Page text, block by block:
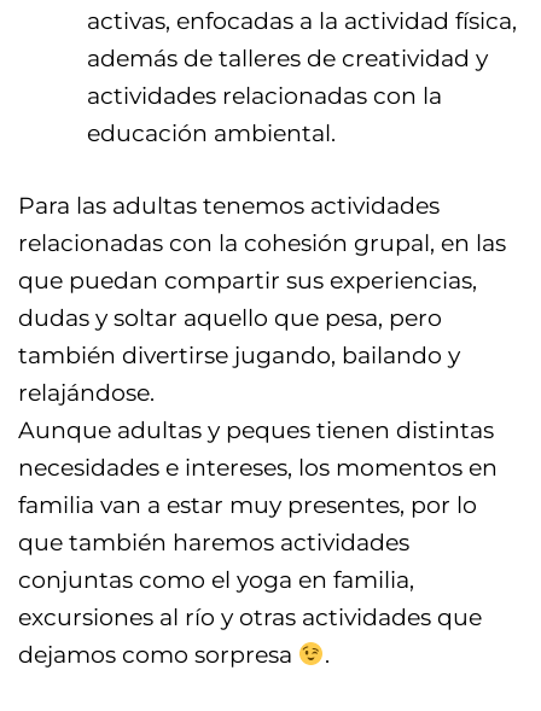
activas, enfocadas a la actividad física,
además de talleres de creatividad y
actividades relacionadas con la
educación ambiental.
Para las adultas tenemos actividades
relacionadas con la cohesión grupal, en las
que puedan compartir sus experiencias,
dudas y soltar aquello que pesa, pero
también divertirse jugando, bailando y
relajándose.
Aunque adultas y peques tienen distintas
necesidades e intereses, los momentos en
familia van a estar muy presentes, por lo
que también haremos actividades
conjuntas como el yoga en familia,
excursiones al río y otras actividades que
dejamos como sorpresa
.